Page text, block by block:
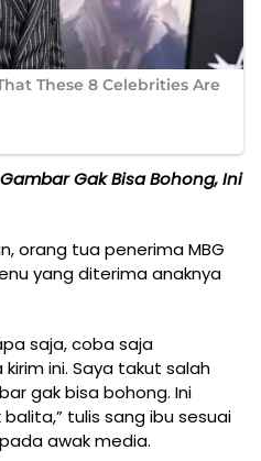
Gak Bisa Bohong, Ini
orang tua penerima MBG
yang diterima anaknya
saja, coba saja
ini. Saya takut salah
gak bisa bohong. Ini
tulis sang ibu sesuai
awak media.